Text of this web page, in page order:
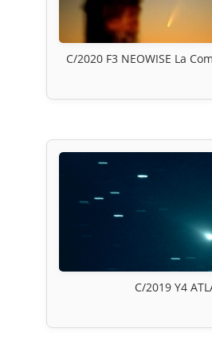
C/2020 F3 NEOWISE La
C/2019 Y4